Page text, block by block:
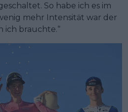
So habe ich es im
mehr Intensität war der
ich brauchte.“